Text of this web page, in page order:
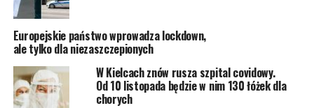
Europejskie państwo wprowadza lockdown,
ale tylko dla niezaszczepionych
W Kielcach znów rusza szpital covidowy.
Od 10 listopada będzie w nim 130 łóżek dla
chorych